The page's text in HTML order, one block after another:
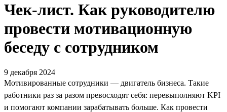
Чек-лист. Как руководителю
провести мотивационную
беседу с сотрудником
9 декабря 2024
Мотивированные сотрудники — двигатель бизнеса. Такие
работники раз за разом превосходят себя: перевыполняют KPI
и помогают компании зарабатывать больше. Как провести